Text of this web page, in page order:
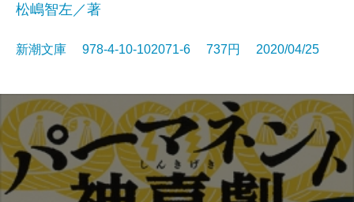
松嶋智左／著
新潮文庫 978-4-10-102071-6 737円 2020/04/25